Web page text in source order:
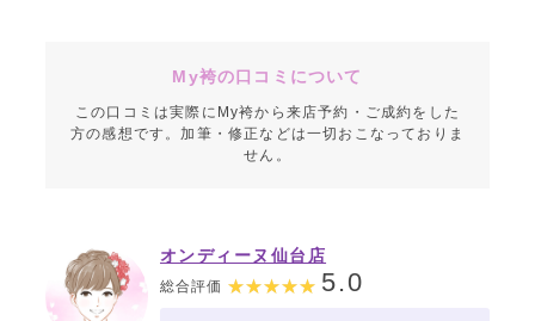
My袴の口コミについて
この口コミは実際にMy袴から来店予約・ご成約をした
方の感想です。加筆・修正などは一切おこなっておりま
せん。
オンディーヌ仙台店
総合評価 5.0